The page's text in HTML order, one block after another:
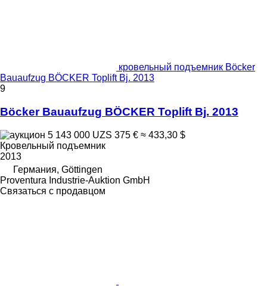
кровельный подъемник Böcker
Bauaufzug BÖCKER Toplift Bj. 2013
9
Böcker Bauaufzug BÖCKER Toplift Bj. 2013
5 143 000 UZS 375 € ≈ 433,30 $
Кровельный подъемник
2013
Германия, Göttingen
Proventura Industrie-Auktion GmbH
Связаться с продавцом